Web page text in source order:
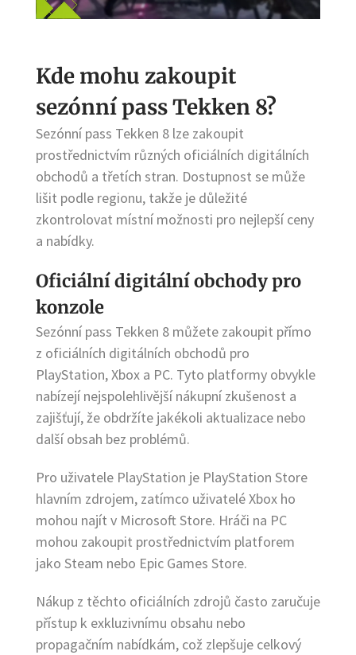
Kde mohu zakoupit
sezónní pass Tekken 8?
Sezónní pass Tekken 8 lze zakoupit
prostřednictvím různých oficiálních digitálních
obchodů a třetích stran. Dostupnost se může
lišit podle regionu, takže je důležité
zkontrolovat místní možnosti pro nejlepší ceny
a nabídky.
Oficiální digitální obchody pro
konzole
Sezónní pass Tekken 8 můžete zakoupit přímo
z oficiálních digitálních obchodů pro
PlayStation, Xbox a PC. Tyto platformy obvykle
nabízejí nejspolehlivější nákupní zkušenost a
zajišťují, že obdržíte jakékoli aktualizace nebo
další obsah bez problémů.
Pro uživatele PlayStation je PlayStation Store
hlavním zdrojem, zatímco uživatelé Xbox ho
mohou najít v Microsoft Store. Hráči na PC
mohou zakoupit prostřednictvím platforem
jako Steam nebo Epic Games Store.
Nákup z těchto oficiálních zdrojů často zaručuje
přístup k exkluzivnímu obsahu nebo
propagačním nabídkám, což zlepšuje celkový